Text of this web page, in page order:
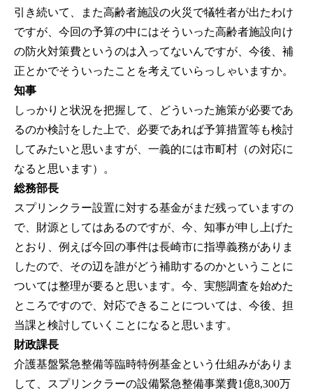
引き続いて、また高齢者施設の火災で犠牲者が出たわけ
ですが、今回の予算の中にはそういった高齢者施設向け
の防火対策費というのは入ってないんですが、今後、補
正とかでそういったことを考えていらっしゃいますか。
知事
しっかりと状況を把握して、どういった施策が必要であ
るのか検討をした上で、必要であれば予算措置等も検討
してみたいと思いますが、一義的には市町村（の対応に
なると思います）。
総務部長
スプリンクラー設置に対する基金がまだ残っていますの
で、財源としてはあるのですが、今、知事が申し上げた
とおり、例えば今回の事件は長崎市に指導義務がありま
したので、その辺を誰がどう補助するのかということに
ついては整理が要ると思います。今、実態調査を始めた
ところですので、対応できることについては、今後、担
当課と検討していくことになると思います。
財政課長
介護基盤緊急整備等臨時特例基金という仕組みがありま
して、スプリンクラーの設備緊急整備事業費1億8,300万